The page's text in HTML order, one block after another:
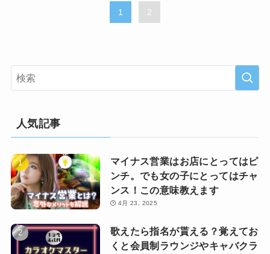
1 2
人気記事
マイナス営業はお店にとってはピ
ンチ。でも女の子にとってはチャ
ンス！この意味教えます
4月 23, 2025
歌えたら指名が貰える？覚えてお
くと会員制ラウンジやキャバクラ